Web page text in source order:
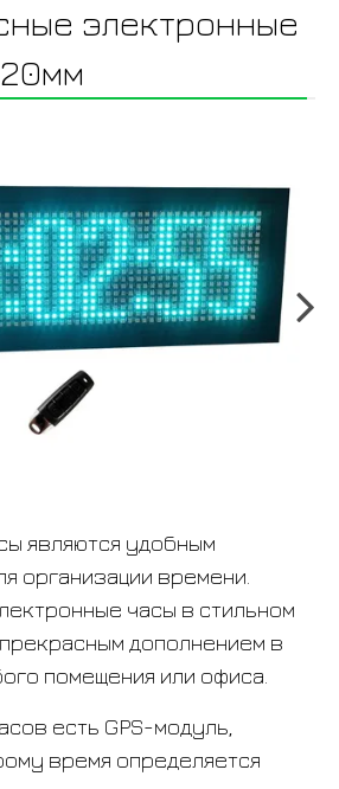
электронные
являются удобным
организации времени.
часы в стильном
дополнением в
помещения или офиса.
есть GPS-модуль,
время определяется